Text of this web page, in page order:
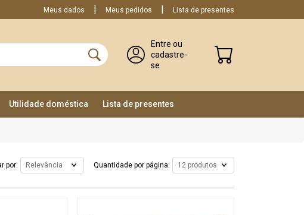
Meus dados Meus pedidos Lista de presentes
Entre ou
cadastre-
se
Utilidade doméstica Lista de presentes
por: Quantidade por página: